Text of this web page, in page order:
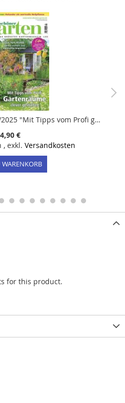
Mein schöner Garten 8/2025 "Mit Tipps vom Profi gartenträume clever gestalten"
4,90 €
, exkl. Versandkosten
for this product.